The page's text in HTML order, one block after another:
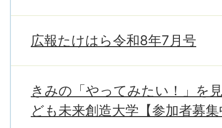
広報たけはら令和8年7月号
きみの「やってみたい！」を
ども未来創造大学【参加者募